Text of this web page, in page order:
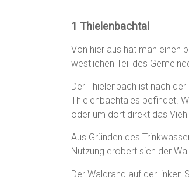
1 Thielenbachtal
Von hier aus hat man einen
westlichen Teil des
Der Thielenbach ist nach
Thielenbachtales befindet.
oder um dort direkt das
Aus Gründen des
Nutzung erobert sich der
Der Waldrand auf der linken